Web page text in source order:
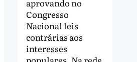
aprovando no
Congresso
Nacional leis
contrárias aos
interesses